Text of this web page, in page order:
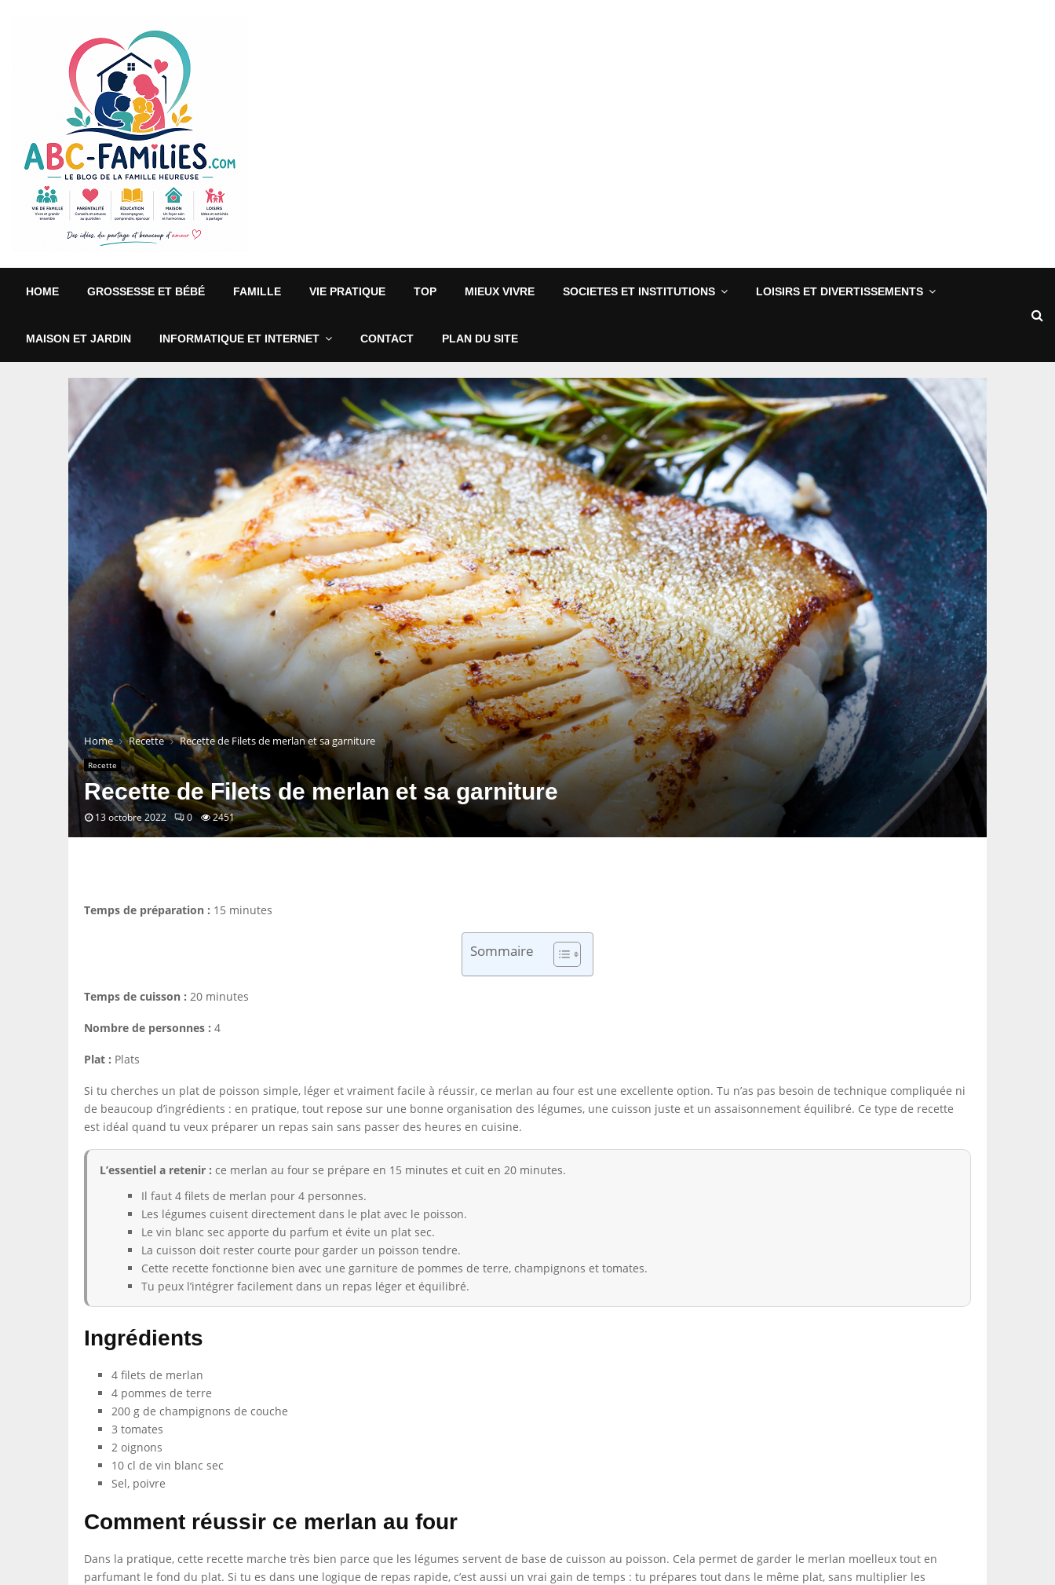
HOME GROSSESSE ET BÉBÉ FAMILLE VIE PRATIQUE TOP MIEUX VIVRE SOCIETES ET INSTITUTIONS LOISIRS ET DIVERTISSEMENTS
MAISON ET JARDIN INFORMATIQUE ET INTERNET CONTACT PLAN DU SITE
Home Recette Recette de Filets de merlan et sa garniture
Recette
Recette de Filets de merlan et sa garniture
13 octobre 2022 0 2451
Temps de préparation : 15 minutes
Sommaire
Temps de cuisson : 20 minutes
Nombre de personnes : 4
Plat : Plats
Si tu cherches un plat de poisson simple, léger et vraiment facile à réussir, ce merlan au four est une excellente option. Tu n’as pas besoin de technique compliquée ni
de beaucoup d’ingrédients : en pratique, tout repose sur une bonne organisation des légumes, une cuisson juste et un assaisonnement équilibré. Ce type de recette
est idéal quand tu veux préparer un repas sain sans passer des heures en cuisine.
L’essentiel a retenir : ce merlan au four se prépare en 15 minutes et cuit en 20 minutes.
Il faut 4 filets de merlan pour 4 personnes.
Les légumes cuisent directement dans le plat avec le poisson.
Le vin blanc sec apporte du parfum et évite un plat sec.
La cuisson doit rester courte pour garder un poisson tendre.
Cette recette fonctionne bien avec une garniture de pommes de terre, champignons et tomates.
Tu peux l’intégrer facilement dans un repas léger et équilibré.
Ingrédients
4 filets de merlan
4 pommes de terre
200 g de champignons de couche
3 tomates
2 oignons
10 cl de vin blanc sec
Sel, poivre
Comment réussir ce merlan au four
Dans la pratique, cette recette marche très bien parce que les légumes servent de base de cuisson au poisson. Cela permet de garder le merlan moelleux tout en
parfumant le fond du plat. Si tu es dans une logique de repas rapide, c’est aussi un vrai gain de temps : tu prépares tout dans le même plat, sans multiplier les